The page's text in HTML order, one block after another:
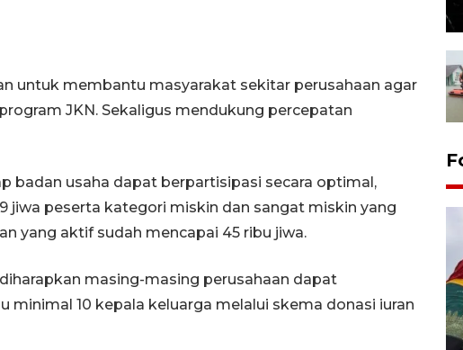
untuk membantu masyarakat sekitar perusahaan agar
JKN. Sekaligus mendukung percepatan
badan usaha dapat berpartisipasi secara optimal,
jiwa peserta kategori miskin dan sangat miskin yang
yang aktif sudah mencapai 45 ribu jiwa.
masing-masing perusahaan dapat
minimal 10 kepala keluarga melalui skema donasi iuran